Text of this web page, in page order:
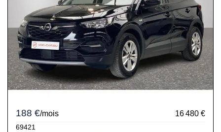
188 €/mois 16 480 €
69421